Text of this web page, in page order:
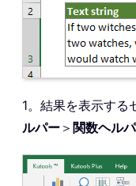
1。結果を表示する
ルパー ＞ 関数ヘル